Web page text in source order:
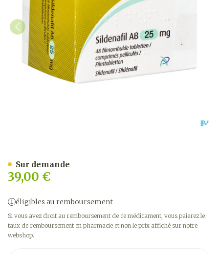
39,00 €
éligibles au remboursement
Si vous avez droit au remboursement de ce médicament, vous paierez le
taux de remboursement en pharmacie et non le prix affiché sur notre
webshop.
Sur demande